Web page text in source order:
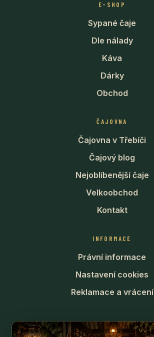
E-SHOP
Sypané čaje
Dle nálady
Káva
Dárky
Obchod
ČAJOVNA
Čajovna v Třebíči
Čajový blog
Nejoblíbenější čaje
Velkoobchod
Kontakt
INFORMACE
Právní informace
Nastavení cookies
Reklamace a vrácení